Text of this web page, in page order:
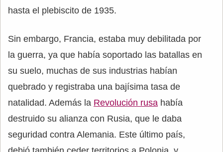
hasta el plebiscito de 1935.
Sin embargo, Francia, estaba muy debilitada por
la guerra, ya que había soportado las batallas en
su suelo, muchas de sus industrias habían
quebrado y registraba una bajísima tasa de
natalidad. Además la Revolución rusa había
destruido su alianza con Rusia, que le daba
seguridad contra Alemania. Este último país,